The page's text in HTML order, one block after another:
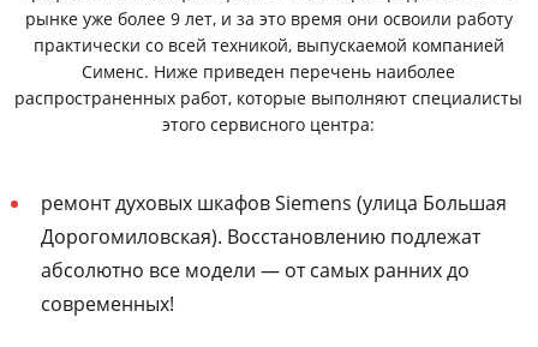
рынке уже более 9 лет, и за это время они освоили работу
практически со всей техникой, выпускаемой компанией
Сименс. Ниже приведен перечень наиболее
распространенных работ, которые выполняют специалисты
этого сервисного центра:
ремонт духовых шкафов Siemens (улица Большая
Дорогомиловская). Восстановлению подлежат
абсолютно все модели — от самых ранних до
современных!